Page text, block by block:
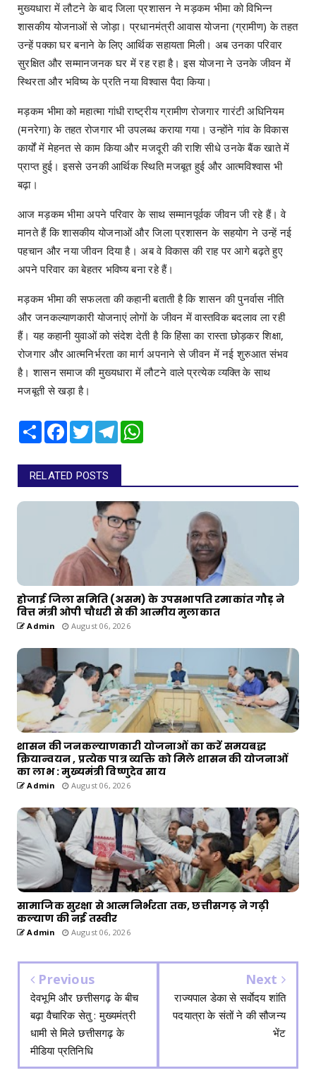
मुख्यधारा में लौटने के बाद जिला प्रशासन ने मड़कम भीमा को विभिन्न
शासकीय योजनाओं से जोड़ा। प्रधानमंत्री आवास योजना (ग्रामीण) के तहत
उन्हें पक्का घर बनाने के लिए आर्थिक सहायता मिली। अब उनका परिवार
सुरक्षित और सम्मानजनक घर में रह रहा है। इस योजना ने उनके जीवन में
स्थिरता और भविष्य के प्रति नया विश्वास पैदा किया।
मड़कम भीमा को महात्मा गांधी राष्ट्रीय ग्रामीण रोजगार गारंटी अधिनियम
(मनरेगा) के तहत रोजगार भी उपलब्ध कराया गया। उन्होंने गांव के विकास
कार्यों में मेहनत से काम किया और मजदूरी की राशि सीधे उनके बैंक खाते में
प्राप्त हुई। इससे उनकी आर्थिक स्थिति मजबूत हुई और आत्मविश्वास भी
बढ़ा।
आज मड़कम भीमा अपने परिवार के साथ सम्मानपूर्वक जीवन जी रहे हैं। वे
मानते हैं कि शासकीय योजनाओं और जिला प्रशासन के सहयोग ने उन्हें नई
पहचान और नया जीवन दिया है। अब वे विकास की राह पर आगे बढ़ते हुए
अपने परिवार का बेहतर भविष्य बना रहे हैं।
मड़कम भीमा की सफलता की कहानी बताती है कि शासन की पुनर्वास नीति
और जनकल्याणकारी योजनाएं लोगों के जीवन में वास्तविक बदलाव ला रही
हैं। यह कहानी युवाओं को संदेश देती है कि हिंसा का रास्ता छोड़कर शिक्षा,
रोजगार और आत्मनिर्भरता का मार्ग अपनाने से जीवन में नई शुरुआत संभव
है। शासन समाज की मुख्यधारा में लौटने वाले प्रत्येक व्यक्ति के साथ
मजबूती से खड़ा है।
Share Facebook
TwitterTelegram
RELATED POSTS
होजाई जिला समिति (असम) के उपसभापति रमाकांत गौड़ ने
वित्त मंत्री ओपी चौधरी से की आत्मीय मुलाकात
Admin August 06, 2026
शासन की जनकल्याणकारी योजनाओं का करें समयबद्ध
क्रियान्वयन , प्रत्येक पात्र व्यक्ति को मिले शासन की योजनाओं
का लाभ : मुख्यमंत्री विष्णुदेव साय
Admin August 06, 2026
सामाजिक सुरक्षा से आत्मनिर्भरता तक, छत्तीसगढ़ ने गढ़ी
कल्याण की नई तस्वीर
Admin August 06, 2026
Previous
देवभूमि और छत्तीसगढ़ के बीच
बढ़ा वैचारिक सेतु : मुख्यमंत्री
धामी से मिले छत्तीसगढ़ के
मीडिया प्रतिनिधि
Next
राज्यपाल डेका से सर्वाेदय शांति
पदयात्रा के संतों ने की सौजन्य
भेंट